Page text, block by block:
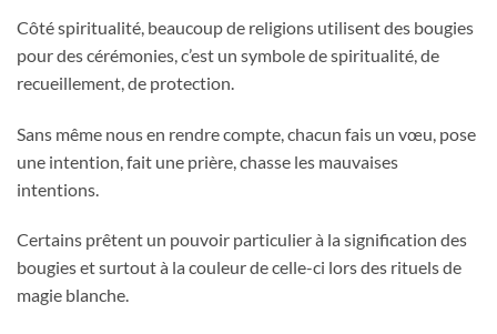
Côté spiritualité, beaucoup de religions utilisent des bougies
pour des cérémonies, c’est un symbole de spiritualité, de
recueillement, de protection.
Sans même nous en rendre compte, chacun fais un vœu, pose
une intention, fait une prière, chasse les mauvaises
intentions.
Certains prêtent un pouvoir particulier à la signification des
bougies et surtout à la couleur de celle-ci lors des rituels de
magie blanche.